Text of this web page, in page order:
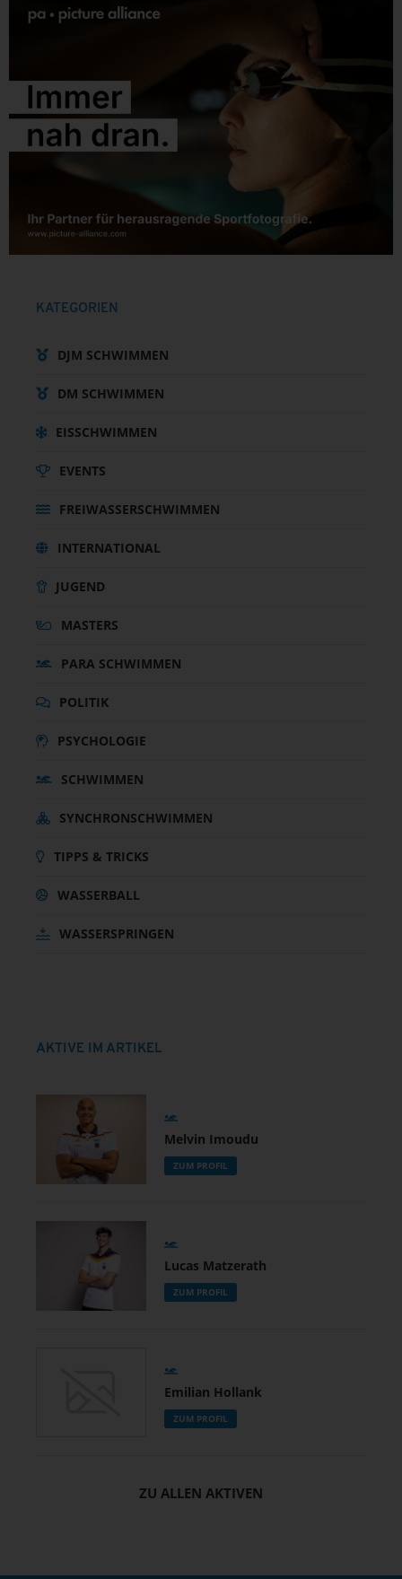
KATEGORIEN
DJM SCHWIMMEN
DM SCHWIMMEN
EISSCHWIMMEN
EVENTS
FREIWASSERSCHWIMMEN
INTERNATIONAL
JUGEND
MASTERS
PARA SCHWIMMEN
POLITIK
PSYCHOLOGIE
SCHWIMMEN
SYNCHRONSCHWIMMEN
TIPPS & TRICKS
WASSERBALL
WASSERSPRINGEN
AKTIVE IM ARTIKEL
Melvin Imoudu
ZUM PROFIL
Lucas Matzerath
ZUM PROFIL
Emilian Hollank
ZUM PROFIL
ZU ALLEN AKTIVEN